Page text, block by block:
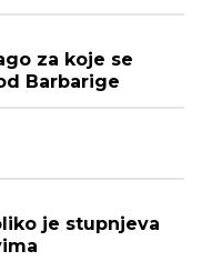
za koje se
Barbarige
je stupnjeva